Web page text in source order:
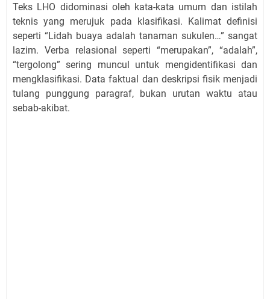
Teks LHO didominasi oleh kata-kata umum dan istilah
teknis yang merujuk pada klasifikasi. Kalimat definisi
seperti “Lidah buaya adalah tanaman sukulen…” sangat
lazim. Verba relasional seperti “merupakan”, “adalah”,
“tergolong” sering muncul untuk mengidentifikasi dan
mengklasifikasi. Data faktual dan deskripsi fisik menjadi
tulang punggung paragraf, bukan urutan waktu atau
sebab-akibat.